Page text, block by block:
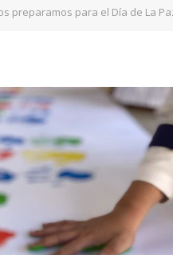
preparamos para el Día de La